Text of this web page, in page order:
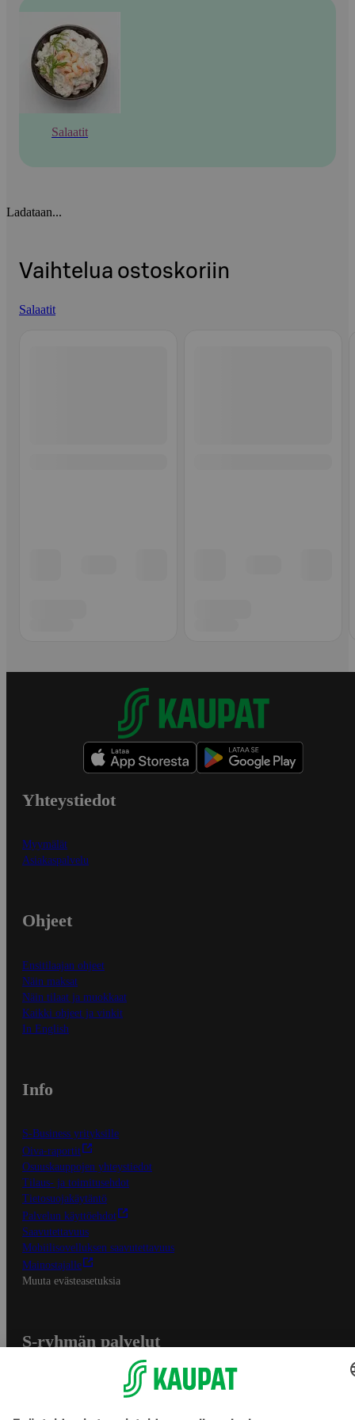
Salaatit
Ladataan...
Vaihtelua ostoskoriin
Salaatit
Yhteystiedot
Myymälät
Asiakaspalvelu
Ohjeet
Ensitilaajan ohjeet
Näin maksat
Näin tilaat ja muokkaat
Kaikki ohjeet ja vinkit
In English
Info
S-Business yrityksille
Oiva-raportit
Osuuskauppojen yhteystiedot
Tilaus- ja toimitusehdot
Tietosuojakäytäntö
Palvelun käyttöehdot
Saavutettavuus
Mobiilisovelluksen saavutettavuus
Mainostajalle
Muuta evästeasetuksia
S-ryhmän palvelut